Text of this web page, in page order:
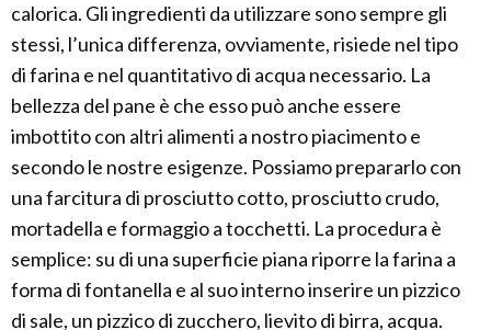
calorica. Gli ingredienti da utilizzare sono sempre gli
stessi, l’unica differenza, ovviamente, risiede nel tipo
di farina e nel quantitativo di acqua necessario. La
bellezza del pane è che esso può anche essere
imbottito con altri alimenti a nostro piacimento e
secondo le nostre esigenze. Possiamo prepararlo con
una farcitura di prosciutto cotto, prosciutto crudo,
mortadella e formaggio a tocchetti. La procedura è
semplice: su di una superficie piana riporre la farina a
forma di fontanella e al suo interno inserire un pizzico
di sale, un pizzico di zucchero, lievito di birra, acqua.